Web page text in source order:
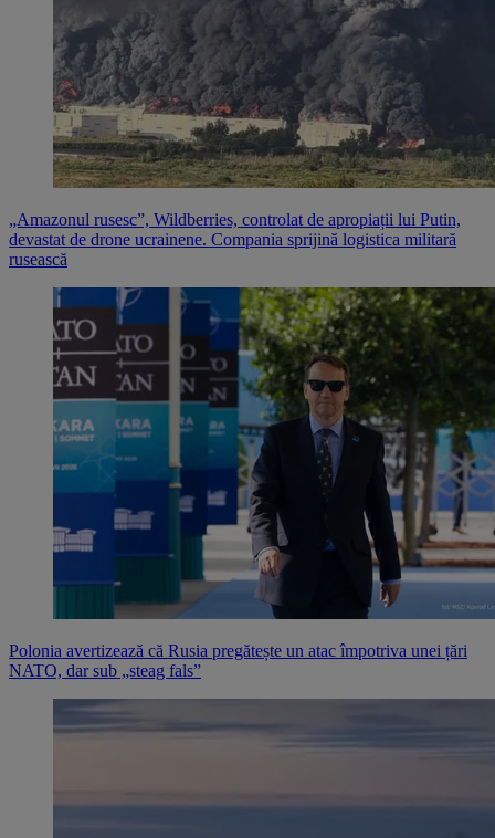
„Amazonul rusesc”, Wildberries, controlat de apropiații lui Putin,
devastat de drone ucrainene. Compania sprijină logistica militară
rusească
Polonia avertizează că Rusia pregătește un atac împotriva unei țări
NATO, dar sub „steag fals”